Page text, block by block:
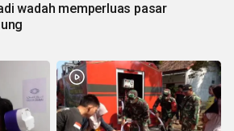
wadah memperluas pasar